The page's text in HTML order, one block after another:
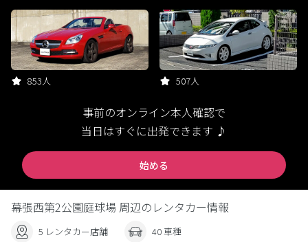
853人 507人
事前のオンライン本人確認で
当日はすぐに出発できます ♪
始める
幕張西第2公園庭球場 周辺のレンタカー情報
5 レンタカー店舗 40 車種